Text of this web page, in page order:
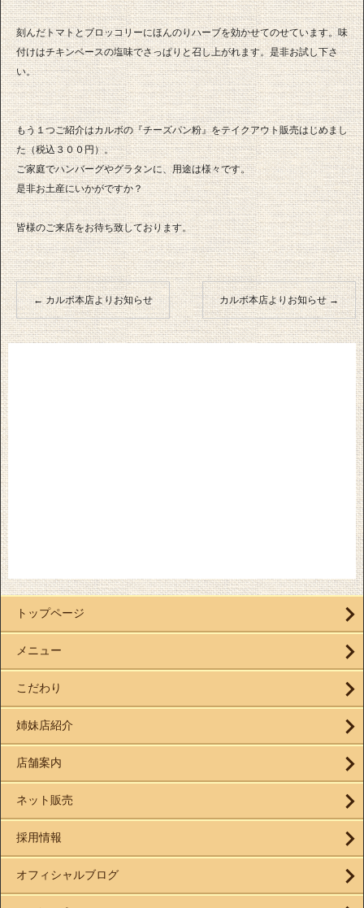
刻んだトマトとブロッコリーにほんのりハーブを効かせてのせています。味
付けはチキンベースの塩味でさっぱりと召し上がれます。是非お試し下さ
い。
もう１つご紹介はカルボの『チーズパン粉』をテイクアウト販売はじめまし
た（税込３００円）。
ご家庭でハンバーグやグラタンに、用途は様々です。
是非お土産にいかがですか？
皆様のご来店をお待ち致しております。
←カルボ本店よりお知らせ カルボ本店よりお知らせ→
トップページ
メニュー
こだわり
姉妹店紹介
店舗案内
ネット販売
採用情報
オフィシャルブログ